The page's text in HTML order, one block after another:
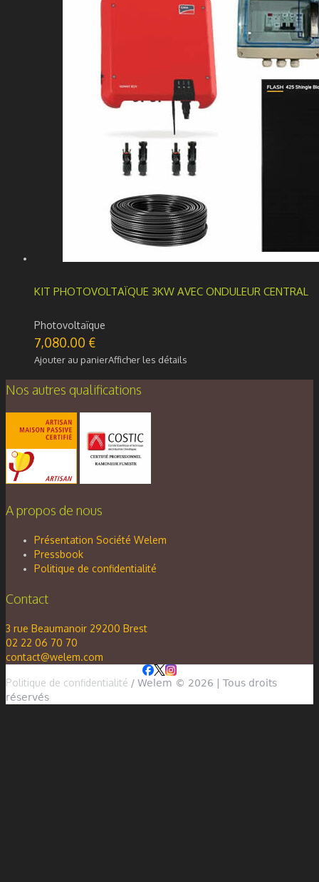
KIT PHOTOVOLTAÏQUE 3KW AVEC ONDULEUR CENTRAL
Photovoltaïque
7,080.00 €
Ajouter au panierAfficher les détails
Nos autres qualifications
A propos de nous
Présentation Société Welem
Pressbook
Politique de confidentialité
Contact
3 rue Beaumanoir 29200 Brest
02 22 06 70 70
contact@welem.com
Politique de confidentialité / Welem © 2026 | Tous droits
réservés